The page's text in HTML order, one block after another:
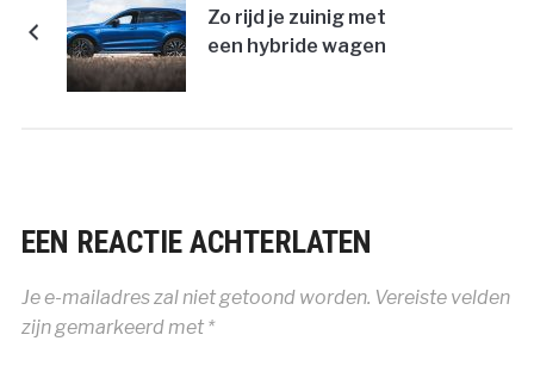
Zo rijd je zuinig met
een hybride wagen
EEN REACTIE ACHTERLATEN
Je e-mailadres zal niet getoond worden. Vereiste velden
zijn gemarkeerd met *